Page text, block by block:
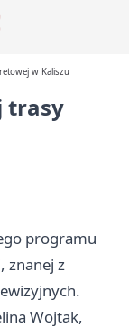
w Kaliszu
trasy
programu
znanej z
Wojtak,